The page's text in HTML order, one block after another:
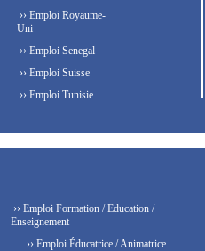
›› Emploi Royaume-
Uni
›› Emploi Senegal
›› Emploi Suisse
›› Emploi Tunisie
›› Emploi Formation / Education /
Enseignement
›› Emploi Éducatrice / Animatrice